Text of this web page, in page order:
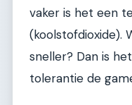
vaker is het een
(koolstofdioxide).
sneller? Dan is
tolerantie de